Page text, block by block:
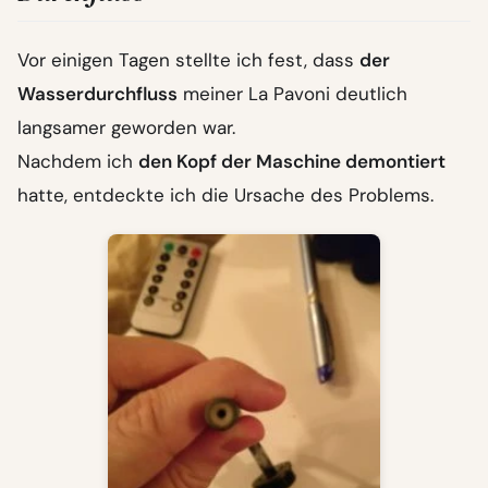
Vor einigen Tagen stellte ich fest, dass der
Wasserdurchfluss meiner La Pavoni deutlich
langsamer geworden war.
Nachdem ich den Kopf der Maschine demontiert
hatte, entdeckte ich die Ursache des Problems.